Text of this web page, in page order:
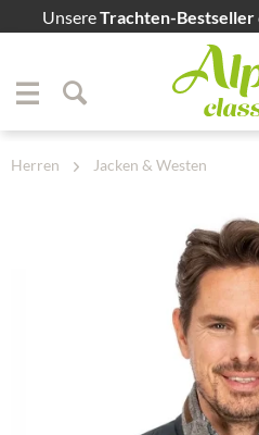
UnsereTrachten-Bestseller
Zum
Herren Jacken & Westen